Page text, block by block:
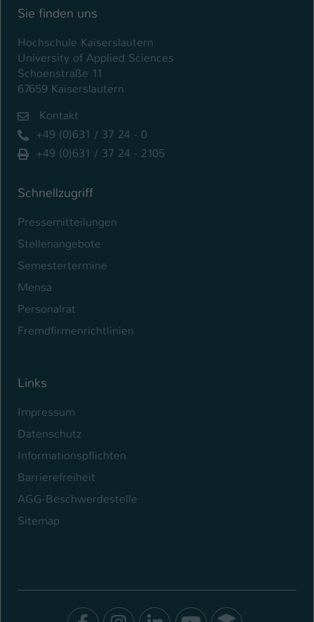
Sie finden uns
Hochschule Kaiserslautern
University of Applied Sciences
Schoenstraße 11
67659 Kaiserslautern
Kontakt
+49 (0)631 / 37 24 - 0
+49 (0)631 / 37 24 - 2105
Schnellzugriff
Pressemitteilungen
Stellenangebote
Semestertermine
Mensa
Personalrat
Fremdfirmenrichtlinien
Links
Impressum
Datenschutz
Informationspflichten
Barrierefreiheit
AGG-Beschwerdestelle
Sitemap